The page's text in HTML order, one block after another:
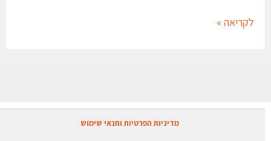
לקריאה »
מדיניות הפרטיות ותנאי שימוש